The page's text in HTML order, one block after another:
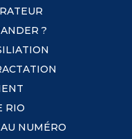
?
RIO
NUMÉRO